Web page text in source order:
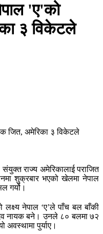
'ए'को
३ विकेटले
राज्य अमेरिकालाई पराजित
शुक्रबार भएको खेलमा नेपाल
गर्यो।
नेपाल ‘ए’ले पाँच बल बाँकी
नायक बने। उनले ८० बलमा ७२
अवस्थामा पुर्याए।